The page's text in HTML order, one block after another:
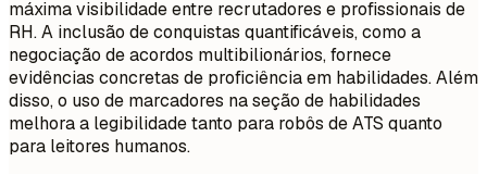
máxima visibilidade entre recrutadores e profissionais de
RH. A inclusão de conquistas quantificáveis, como a
negociação de acordos multibilionários, fornece
evidências concretas de proficiência em habilidades. Além
disso, o uso de marcadores na seção de habilidades
melhora a legibilidade tanto para robôs de ATS quanto
para leitores humanos.